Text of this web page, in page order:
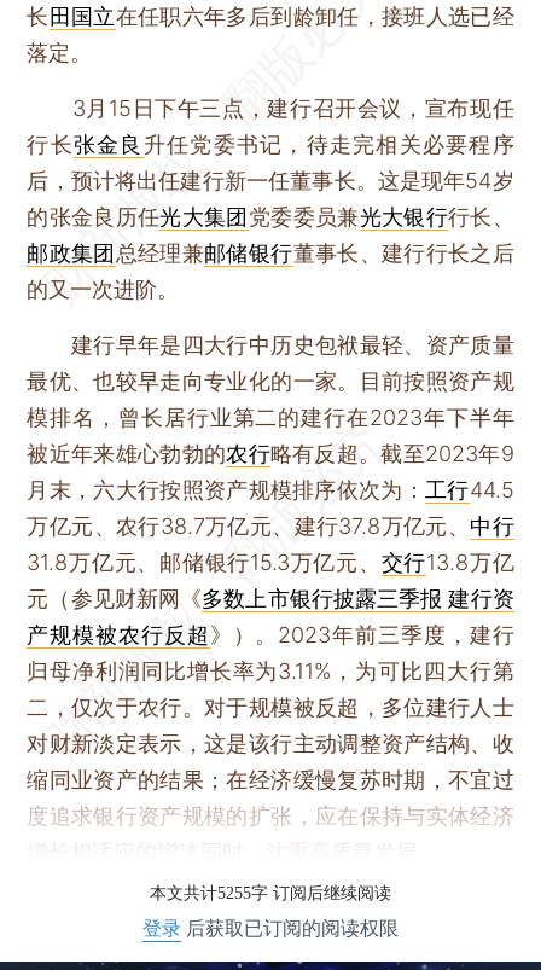
长田国立在任职六年多后到龄卸任，接班人选已经
落定。
3月15日下午三点，建行召开会议，宣布现任
行长张金良 升任党委书记，待走完相关必要程序
后，预计将出任建行新一任董事长。这是现年54岁
的张金良历任光大集团党委委员兼光大银行行长、
邮政集团总经理兼邮储银行董事长、建行行长之后
的又一次进阶。
建行早年是四大行中历史包袱最轻、资产质量
最优、也较早走向专业化的一家。目前按照资产规
模排名，曾长居行业第二的建行在2023年下半年
被近年来雄心勃勃的农行略有反超。截至2023年9
月末，六大行按照资产规模排序依次为： 工行44.5
万亿元、农行38.7万亿元、建行37.8万亿元、 中行
31.8万亿元、邮储银行15.3万亿元、 交行13.8万亿
元（参见财新网《多数上市银行披露三季报 建行资
产规模被农行反超》）。2023年前三季度，建行
归母净利润同比增长率为3.11%，为可比四大行第
二，仅次于农行。对于规模被反超，多位建行人士
对财新淡定表示，这是该行主动调整资产结构、收
缩同业资产的结果；在经济缓慢复苏时期，不宜过
度追求银行资产规模的扩张，应在保持与实体经济
增长相适应的增速同时，注重高质量发展。
本文共计5255字 订阅后继续阅读
登录 后获取已订阅的阅读权限